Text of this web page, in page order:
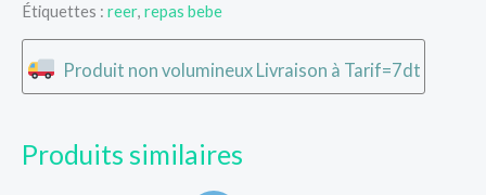
Étiquettes : reer, repas bebe
Produit non volumineux Livraison à Tarif=7dt
Produits similaires